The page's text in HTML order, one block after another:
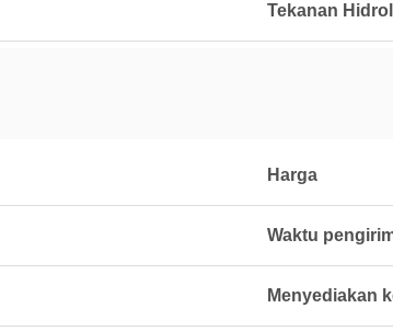
Tekanan
Harga
Waktu
Menyediakan